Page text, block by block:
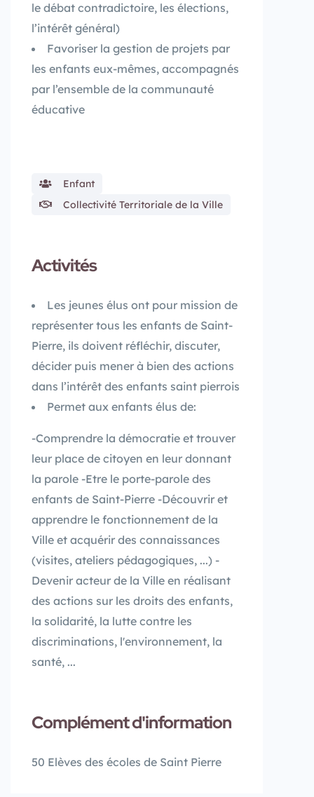
le débat contradictoire, les élections,
l’intérêt général)
Favoriser la gestion de projets par
les enfants eux-mêmes, accompagnés
par l’ensemble de la communauté
éducative
Enfant
Collectivité Territoriale de la Ville
Activités
Les jeunes élus ont pour mission de
représenter tous les enfants de Saint-
Pierre, ils doivent réfléchir, discuter,
décider puis mener à bien des actions
dans l’intérêt des enfants saint pierrois
Permet aux enfants élus de:
-Comprendre la démocratie et trouver
leur place de citoyen en leur donnant
la parole -Etre le porte-parole des
enfants de Saint-Pierre -Découvrir et
apprendre le fonctionnement de la
Ville et acquérir des connaissances
(visites, ateliers pédagogiques, ...) -
Devenir acteur de la Ville en réalisant
des actions sur les droits des enfants,
la solidarité, la lutte contre les
discriminations, l'environnement, la
santé, ...
Complément d'information
50 Elèves des écoles de Saint Pierre